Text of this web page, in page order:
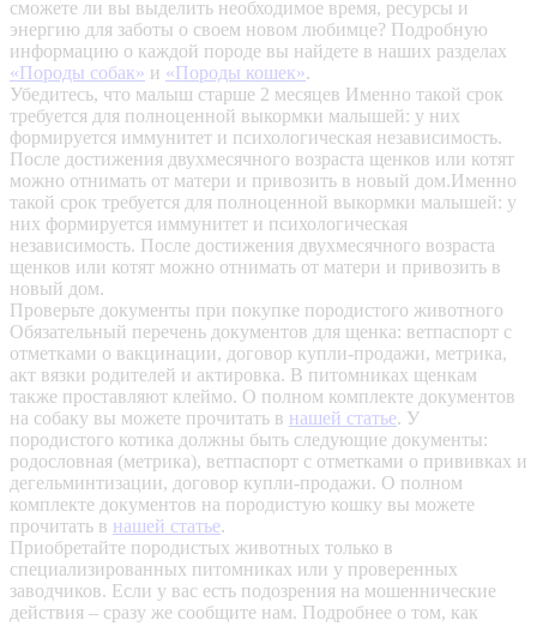
сможете ли вы выделить необходимое время, ресурсы и
энергию для заботы о своем новом любимце? Подробную
информацию о каждой породе вы найдете в наших разделах
«Породы собак» и «Породы кошек».
Убедитесь, что малыш старше 2 месяцев Именно такой срок
требуется для полноценной выкормки малышей: у них
формируется иммунитет и психологическая независимость.
После достижения двухмесячного возраста щенков или котят
можно отнимать от матери и привозить в новый дом.Именно
такой срок требуется для полноценной выкормки малышей: у
них формируется иммунитет и психологическая
независимость. После достижения двухмесячного возраста
щенков или котят можно отнимать от матери и привозить в
новый дом.
Проверьте документы при покупке породистого животного
Обязательный перечень документов для щенка: ветпаспорт с
отметками о вакцинации, договор купли-продажи, метрика,
акт вязки родителей и актировка. В питомниках щенкам
также проставляют клеймо. О полном комплекте документов
на собаку вы можете прочитать в нашей статье. У
породистого котика должны быть следующие документы:
родословная (метрика), ветпаспорт с отметками о прививках и
дегельминтизации, договор купли-продажи. О полном
комплекте документов на породистую кошку вы можете
прочитать в нашей статье.
Приобретайте породистых животных только в
специализированных питомниках или у проверенных
заводчиков. Если у вас есть подозрения на мошеннические
действия – сразу же сообщите нам. Подробнее о том, как